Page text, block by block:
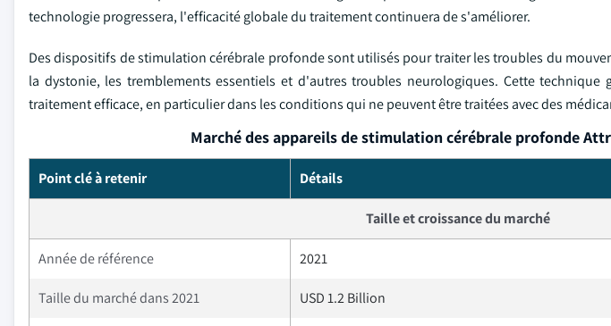
technologie progressera, l'efficacité globale du traitement continuera de s'améliorer.
Des dispositifs de stimulation cérébrale profonde sont utilisés pour traiter les troubles du
la dystonie, les tremblements essentiels et d'autres troubles neurologiques. Cette
traitement efficace, en particulier dans les conditions qui ne peuvent être traitées avec des
Marché des appareils de stimulation cérébrale profonde
Point clé à retenir Détails
Taille et croissance du marché
Année de référence 2021
Taille du marché dans 2021 USD 1.2 Billion